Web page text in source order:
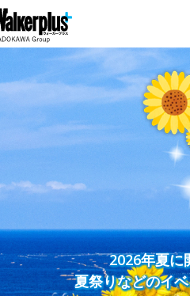
2026年夏に
夏祭りなどのイ